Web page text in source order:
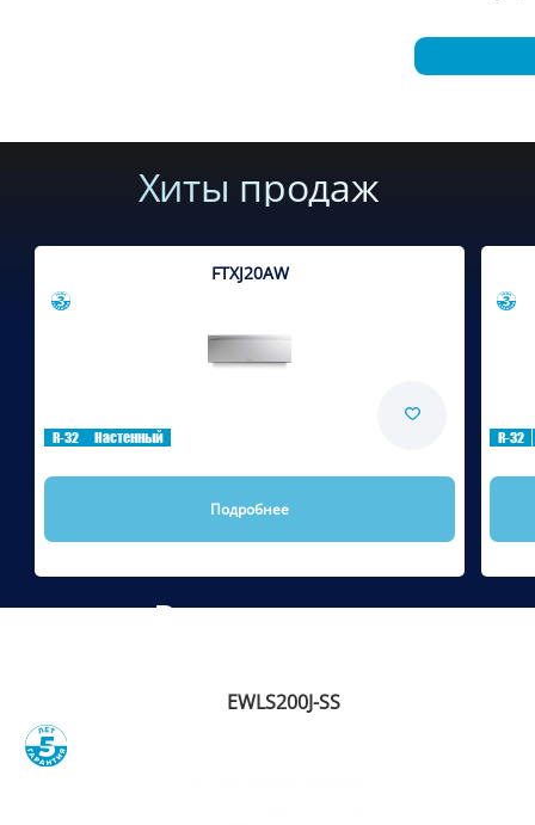
Хиты продаж
FTXJ20AW
R-32 Настенный
Подробнее
R-32
Рекомендуем
EWLS200J-SS